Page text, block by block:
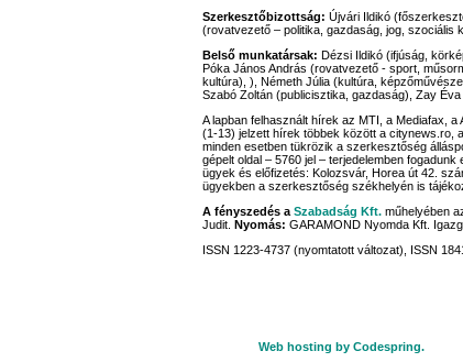
Szerkesztőbizottság: Újvári Ildikó
(rovatvezető – politika, gazdaság, jog,
Belső munkatársak: Dézsi Ildikó (ifjúság,
Póka János András (rovatvezető - sport,
kultúra), ), Németh Júlia (kultúra,
Szabó Zoltán (publicisztika, gazdaság), Zay
A lapban felhasznált hírek az MTI, a Mediafax,
(1-13) jelzett hírek többek között a citynews.ro,
minden esetben tükrözik a szerkesztőség
gépelt oldal – 5760 jel – terjedelemben fogadunk
ügyek és előfizetés: Kolozsvár, Horea út 42.
ügyekben a szerkesztőség székhelyén is
A fényszedés a Szabadság Kft. műhelyében
Judit.
Nyomás: GARAMOND Nyomda Kft.
ISSN 1223-4737 (nyomtatott változat), ISSN
Web hosting by Codespring.